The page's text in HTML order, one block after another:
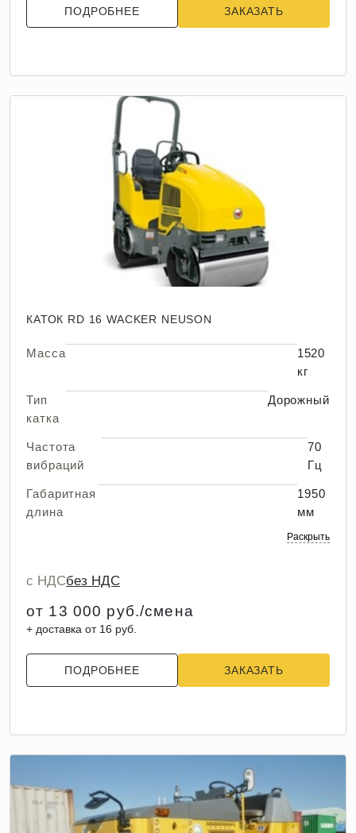
ПОДРОБНЕЕ ЗАКАЗАТЬ
КАТОК RD 16 WACKER NEUSON
Масса
1520
кг
Тип
катка
Дорожный
Частота
вибраций
70
Гц
Габаритная
длина
1950
мм
Раскрыть
с НДСбез НДС
от 13 000 руб./смена
+ доставка от 16 руб.
ПОДРОБНЕЕ ЗАКАЗАТЬ